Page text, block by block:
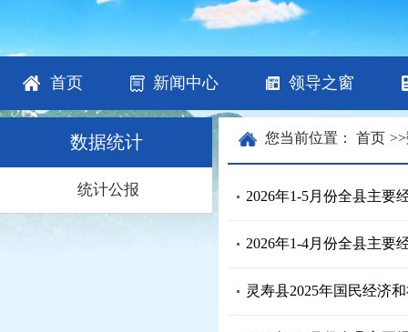
首页 新闻中心 领导之窗
数据统计
统计公报
您当前位置： 首页 >>
2026年1-5月份全县主要
2026年1-4月份全县主要
灵寿县2025年国民经济